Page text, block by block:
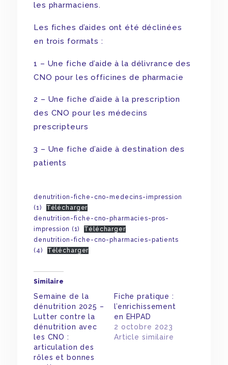
les pharmaciens.
Les fiches d’aides ont été déclinées
en trois formats :
1 – Une fiche d’aide à la délivrance des
CNO pour les officines de pharmacie
2 – Une fiche d’aide à la prescription
des CNO pour les médecins
prescripteurs
3 – Une fiche d’aide à destination des
patients
denutrition-fiche-cno-medecins-impression
(1)
Télécharger
denutrition-fiche-cno-pharmacies-pros-
impression (1)
Télécharger
denutrition-fiche-cno-pharmacies-patients
(4)
Télécharger
Similaire
Semaine de la
dénutrition 2025 –
Lutter contre la
dénutrition avec
les CNO :
articulation des
rôles et bonnes
Fiche pratique :
l’enrichissement
en EHPAD
2 octobre 2023
Article similaire